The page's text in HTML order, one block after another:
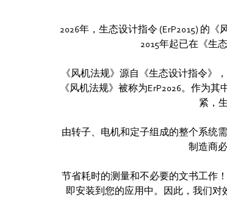
2026年，生态设计指令 (ErP2015) 的
2015年起已在《生
《风机法规》源自《生态设计指令》
《风机法规》被称为ErP2026。作为
紧，
由转子、电机和定子组成的整个系统
制造商
节省耗时的测量和不必要的文书工作
即安装到您的应用中。因此，我们对